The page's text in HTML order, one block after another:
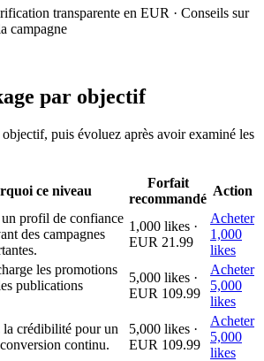
transparente en EUR · Conseils sur
campagne
par objectif
puis évoluez après avoir examiné les
ce niveau
Forfait
recommandé
Action
profil de confiance
des campagnes
1,000 likes ·
EUR 21.99
Acheter
1,000
likes
les promotions
publications
5,000 likes ·
EUR 109.99
Acheter
5,000
likes
la crédibilité pour un
continu.
5,000 likes ·
EUR 109.99
Acheter
5,000
likes